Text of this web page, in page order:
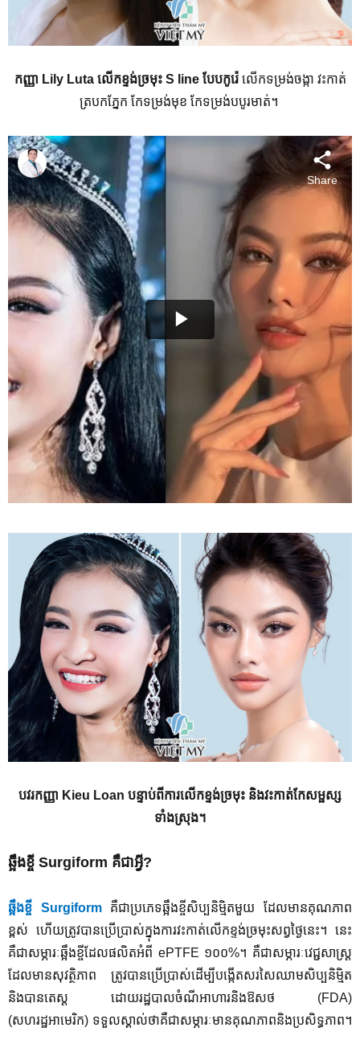
កញ្ញា Lily Luta លើកខ្ទង់ច្រមុះ S lineបែបកូរ៉េលើកទម្រង់ចង្កា​ វះកាត់
ត្របកភ្នែក កែទម្រង់មុខ កែទម្រង់បបូរមាត់។
បវរកញ្ញា Kieu Loan បន្ទាប់ពីការលើកខ្ទង់ច្រមុះ និងវះកាត់កែសម្ផស្ស
ទាំងស្រុង។
ឆ្អឹងខ្ចី Surgiform គឺជាអ្វី?
ឆ្អឹងខ្ចី Surgiform
គឺជាប្រភេទឆ្អឹងខ្ចីសិប្បនិម្មិតមួយ ​​ដែលមានគុណភាព
ខ្ពស់ ហើយត្រូវបានប្រើប្រាស់ក្នុងការវះកាត់លើកខ្ទង់ច្រមុះសព្វថ្ងៃនេះ។​​ នេះ
គឺជាសម្ភារៈឆ្អឹងខ្ចីដែលផលិតអំពី ePTFE ១០០%។ គឺជាសម្ភារៈវេជ្ជសាស្រ្ត
ដែលមានសុវត្ថិភាព ត្រូវបានប្រើប្រាស់ដើម្បីបង្កើតសរសៃឈាមសិប្បនិម្មិត
និងបានតេស្ត ដោយរដ្ឋបាលចំណីអាហារនិងឱសថ (FDA)
(សហរដ្ឋអាមេរិក)​ ទទួលស្គាល់ថាគឺជាសម្ភារៈមានគុណភាពនិងប្រសិទ្ធភាព។​